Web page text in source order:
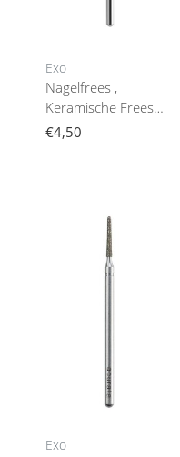
Exo
Nagelfrees ,
Keramische Frees
Medium Cylinder
€4,50
Exo